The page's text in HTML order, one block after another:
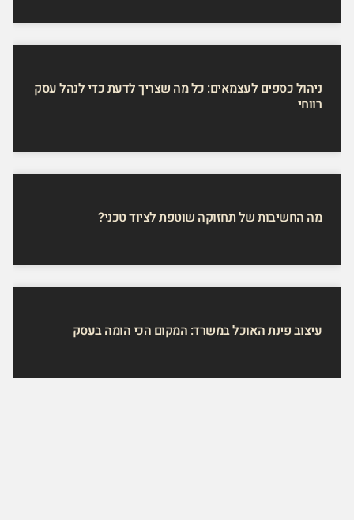
ניהול כספים לעצמאים: כל מה שצריך לדעת כדי לנהל עסק
רווחי
מה החשיבות של תחזוקה שוטפת לציוד טכני?
עיצוב פינת האוכל במשרד: המקום הכי הומה בעסק